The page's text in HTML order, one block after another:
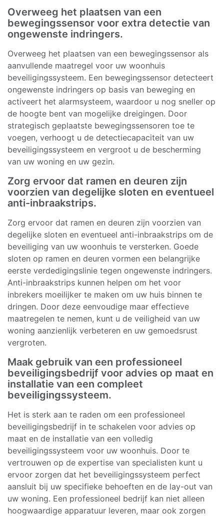
Overweeg het plaatsen van een
bewegingssensor voor extra detectie van
ongewenste indringers.
Overweeg het plaatsen van een bewegingssensor als
aanvullende maatregel voor uw woonhuis
beveiligingssysteem. Een bewegingssensor detecteert
ongewenste indringers op basis van beweging en
activeert het alarmsysteem, waardoor u nog sneller op
de hoogte bent van mogelijke dreigingen. Door
strategisch geplaatste bewegingssensoren toe te
voegen, verhoogt u de detectiecapaciteit van uw
beveiligingssysteem en vergroot u de bescherming
van uw woning en uw gezin.
Zorg ervoor dat ramen en deuren zijn
voorzien van degelijke sloten en eventueel
anti-inbraakstrips.
Zorg ervoor dat ramen en deuren zijn voorzien van
degelijke sloten en eventueel anti-inbraakstrips om de
beveiliging van uw woonhuis te versterken. Goede
sloten op ramen en deuren vormen een belangrijke
eerste verdedigingslinie tegen ongewenste indringers.
Anti-inbraakstrips kunnen helpen om het voor
inbrekers moeilijker te maken om uw huis binnen te
dringen. Door deze eenvoudige maar effectieve
maatregelen te nemen, kunt u de veiligheid van uw
woning aanzienlijk verbeteren en uw gemoedsrust
vergroten.
Maak gebruik van een professioneel
beveiligingsbedrijf voor advies op maat en
installatie van een compleet
beveiligingssysteem.
Het is sterk aan te raden om een professioneel
beveiligingsbedrijf in te schakelen voor advies op
maat en de installatie van een volledig
beveiligingssysteem voor uw woonhuis. Door te
vertrouwen op de expertise van specialisten kunt u
ervoor zorgen dat het beveiligingssysteem perfect
aansluit bij uw specifieke behoeften en de lay-out van
uw woning. Een professioneel bedrijf kan niet alleen
hoogwaardige apparatuur leveren, maar ook zorgen